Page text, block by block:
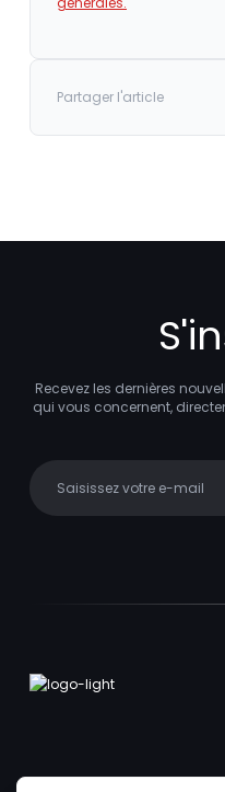
Partager l'article
Recevez les dernières
qui vous concernent,